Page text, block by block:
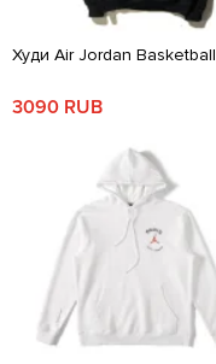
Худи Air Jordan Basketball
3090 RUB